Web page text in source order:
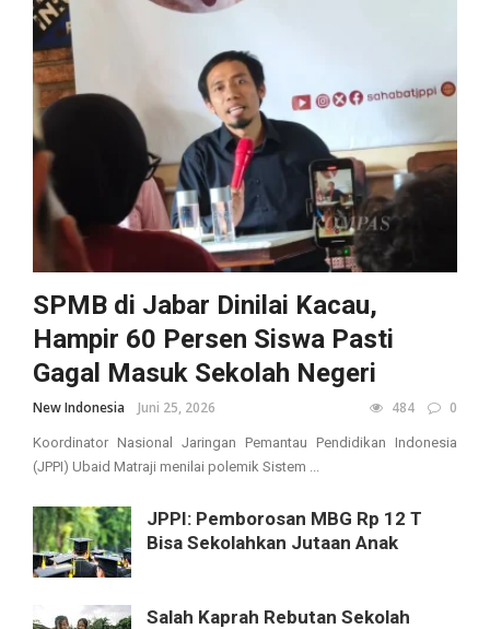
SPMB di Jabar Dinilai Kacau,
Hampir 60 Persen Siswa Pasti
Gagal Masuk Sekolah Negeri
New Indonesia Juni 25, 2026 484 0
Koordinator Nasional Jaringan Pemantau Pendidikan Indonesia
(JPPI) Ubaid Matraji menilai polemik Sistem ...
JPPI: Pemborosan MBG Rp 12 T
Bisa Sekolahkan Jutaan Anak
Salah Kaprah Rebutan Sekolah